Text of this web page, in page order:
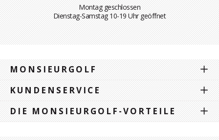
Montag geschlossen
Dienstag-Samstag 10-19 Uhr geöffnet
MONSIEURGOLF
KUNDENSERVICE
DIE MONSIEURGOLF-VORTEILE